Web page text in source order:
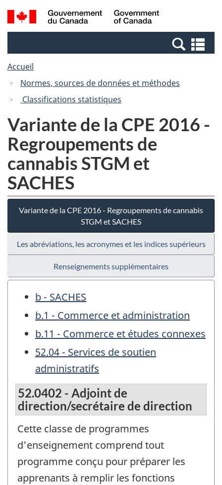
Passer
au
Passer
à
Canada
Recherche
et
et
Accueil
Normes, sources de données et méthodes
Classifications statistiques
Variante de la CPE 2016 -
Regroupements de
cannabis STGM et
SACHES
Variante de la CPE 2016 - Regroupements de cannabis
STGM et SACHES
Les abréviations, les acronymes et les indices supérieurs
Renseignements supplémentaires
b - SACHES
b.1 - Commerce et administration
b.11 - Commerce et études connexes
52.04 - Services de soutien
administratifs
52.0402 - Adjoint de
direction/secrétaire de direction
Cette classe de programmes
d'enseignement comprend tout
programme conçu pour préparer les
apprenants à remplir les fonctions